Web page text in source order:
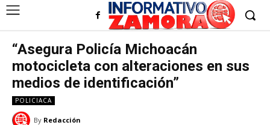
“Asegura Policía Michoacán
motocicleta con alteraciones en sus
medios de identificación”
POLICIACA
By Redacción